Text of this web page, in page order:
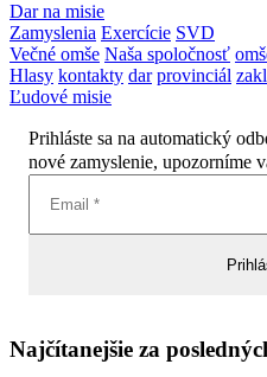
Dar na misie
Zamyslenia Exercície SVD
Večné omše Naša spoločnosť
Hlasy kontakty dar provinciál
Ľudové misie
Prihláste sa na automatický
nové zamyslenie, upozorníme
Najčítanejšie za